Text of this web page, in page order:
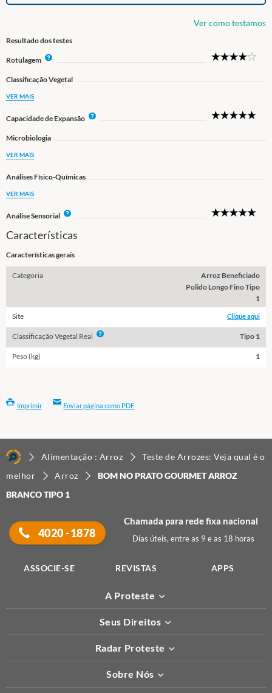
Ver como testamos
Resultado dos testes
Rotulagem
f
Classificação Vegetal
VER MAIS
Capacidade de Expansão
f
Microbiologia
VER MAIS
Análises Físico-Químicas
VER MAIS
Análise Sensorial
f
Características
Características gerais
Categoria
Arroz Beneficiado
Polido Longo Fino Tipo
1
Site
Clique aqui
Classificação Vegetal Real Info Tipo 1
Peso (kg) 1
Imprimir Enviar página como PDF
Alimentação : Arroz
Teste de Arrozes: Veja qual é o
melhor
Arroz
BOM NO PRATO GOURMET ARROZ
BRANCO TIPO 1
4020 -1878
Chamada para rede fixa nacional
Dias úteis, entre as 9 e as 18 horas
ASSOCIE-SE REVISTAS APPS
A Proteste
Seus Direitos
Radar Proteste
Sobre Nós